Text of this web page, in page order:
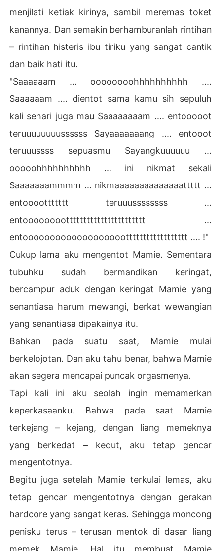
menjilati ketiak kirinya, sambil meremas toket
kanannya. Dan semakin berhamburanlah rintihan
– rintihan histeris ibu tiriku yang sangat cantik
dan baik hati itu.
"Saaaaaam ... oooooooohhhhhhhhhh ....
Saaaaaam .... dientot sama kamu sih sepuluh
kali sehari juga mau Saaaaaaaam .... entooooot
teruuuuuuuussssss Sayaaaaaaang .... entooot
teruuussss sepuasmu Sayangkuuuuuu ...
ooooohhhhhhhhhh ... ini nikmat sekali
Saaaaaaammmm ... nikmaaaaaaaaaaaaaattttt ...
entoooottttttt teruuussssssss ...
entoooooooottttttttttttttttttttttt ...
entoooooooooooooooooootttttttttttttttttt .... !"
Cukup lama aku mengentot Mamie. Sementara
tubuhku sudah bermandikan keringat,
bercampur aduk dengan keringat Mamie yang
senantiasa harum mewangi, berkat wewangian
yang senantiasa dipakainya itu.
Bahkan pada suatu saat, Mamie mulai
berkelojotan. Dan aku tahu benar, bahwa Mamie
akan segera mencapai puncak orgasmenya.
Tapi kali ini aku seolah ingin memamerkan
keperkasaanku. Bahwa pada saat Mamie
terkejang – kejang, dengan liang memeknya
yang berkedat – kedut, aku tetap gencar
mengentotnya.
Begitu juga setelah Mamie terkulai lemas, aku
tetap gencar mengentotnya dengan gerakan
hardcore yang sangat keras. Sehingga moncong
penisku terus – terusan mentok di dasar liang
memek Mamie. Hal itu membuat Mamie